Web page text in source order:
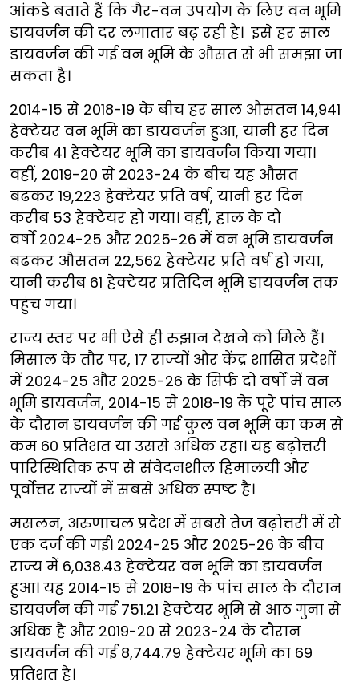
आंकड़े बताते हैं कि गैर-वन उपयोग के लिए वन भूमि
डायवर्जन की दर लगातार बढ़ रही है। इसे हर साल
डायवर्जन की गई वन भूमि के औसत से भी समझा जा
सकता है।
2014-15 से 2018-19 के बीच हर साल औसतन 14,941
हेक्टेयर वन भूमि का डायवर्जन हुआ, यानी हर दिन
करीब 41 हेक्टेयर भूमि का डायवर्जन किया गया।
वहीं, 2019-20 से 2023-24 के बीच यह औसत
बढकर 19,223 हेक्टेयर प्रति वर्ष, यानी हर दिन
करीब 53 हेक्टेयर हो गया। वहीं, हाल के दो
वर्षों 2024-25 और 2025-26 में वन भूमि डायवर्जन
बढकर औसतन 22,562 हेक्टेयर प्रति वर्ष हो गया,
यानी करीब 61 हेक्टेयर प्रतिदिन भूमि डायवर्जन तक
पहुंच गया।
राज्य स्तर पर भी ऐसे ही रुझान देखने को मिले हैं।
मिसाल के तौर पर, 17 राज्यों और केंद्र शासित प्रदेशों
में 2024-25 और 2025-26 के सिर्फ दो वर्षों में वन
भूमि डायवर्जन, 2014-15 से 2018-19 के पूरे पांच साल
के दौरान डायवर्जन की गई कुल वन भूमि का कम से
कम 60 प्रतिशत या उससे अधिक रहा। यह बढ़ोत्तरी
पारिस्थितिक रूप से संवेदनशील हिमालयी और
पूर्वोत्तर राज्यों में सबसे अधिक स्पष्ट है।
मसलन, अरुणाचल प्रदेश में सबसे तेज बढ़ोत्तरी में से
एक दर्ज की गई। 2024-25 और 2025-26 के बीच
राज्य में 6,038.43 हेक्टेयर वन भूमि का डायवर्जन
हुआ। यह 2014-15 से 2018-19 के पांच साल के दौरान
डायवर्जन की गई 751.21 हेक्टेयर भूमि से आठ गुना से
अधिक है और 2019-20 से 2023-24 के दौरान
डायवर्जन की गई 8,744.79 हेक्टेयर भूमि का 69
प्रतिशत है।